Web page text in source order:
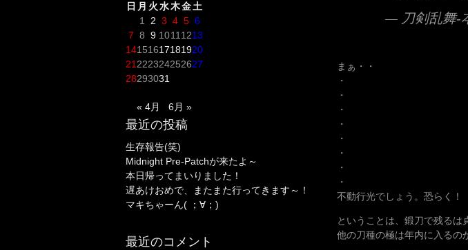
— 刀剣乱舞-
まぁ・・
・
・
・
・
・
・
・
・
不動行光でしょう。恐らく！
ということは、鍛刀で残るは
他の刀種の極は年内に入るの
日 月 火水木金土
1
2 3 4 5 6
7 8 9 1011 1213
14151617181920
21 222324252627
28293031
« 4月 6月 »
最近の投稿
生存報告(笑)
Midnight Pre-Patchが来たよ～
本日帰ってまいりました！
遅あけおめで、またまた行ってきます～！
マキちゃーん( ；∀；)
最近のコメント